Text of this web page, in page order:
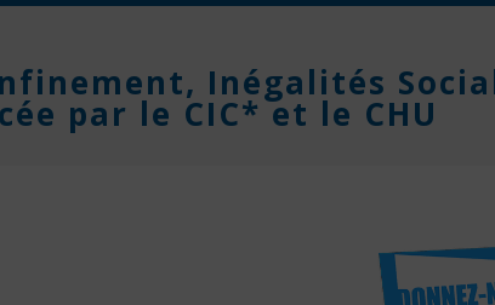
Inégalités
par le CIC* et le CHU